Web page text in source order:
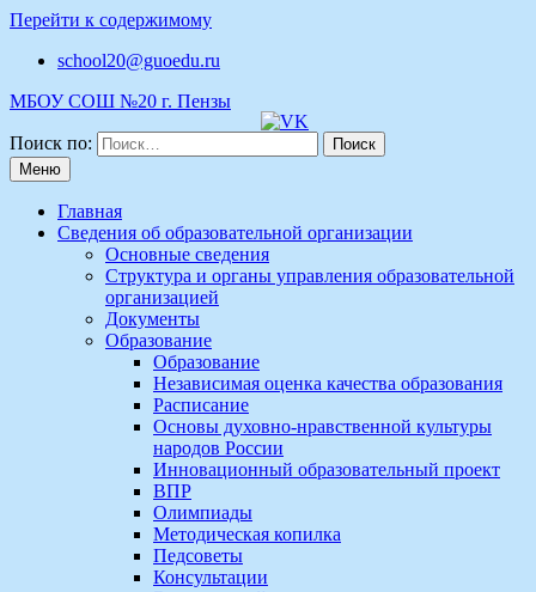
Перейти к содержимому
school20@guoedu.ru
МБОУ СОШ №20 г. Пензы
Поиск по:
Меню
Главная
Сведения об образовательной организации
Основные сведения
Структура и органы управления образовательной
организацией
Документы
Образование
Образование
Независимая оценка качества образования
Расписание
Основы духовно-нравственной культуры
народов России
Инновационный образовательный проект
ВПР
Олимпиады
Методическая копилка
Педсоветы
Консультации